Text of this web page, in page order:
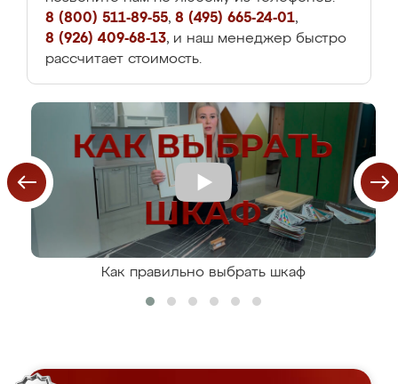
8 (800) 511-89-55, 8 (495) 665-24-01,
8 (926) 409-68-13, и наш менеджер быстро
рассчитает стоимость.
Как правильно выбрать шкаф